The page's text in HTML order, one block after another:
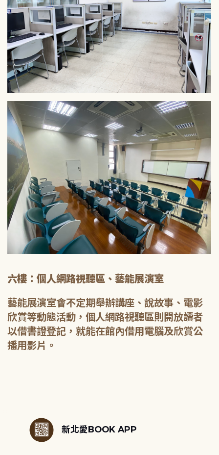
六樓：個人網路視聽區、藝能展演室
藝能展演室會不定期舉辦講座、說故事、電影
欣賞等動態活動，個人網路視聽區則開放讀者
以借書證登記，就能在館內借用電腦及欣賞公
播用影片。
新北愛BOOK APP